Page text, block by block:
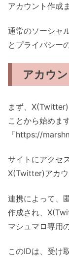
アカウント作成
通常のソーシャ
とプライバシー
アカウ
まず、
ことから始めま
「https://
サイトにアクセ
X(Twitter)アカウ
連携によって、
作成され、
マシュマロ専用
このIDは、受け